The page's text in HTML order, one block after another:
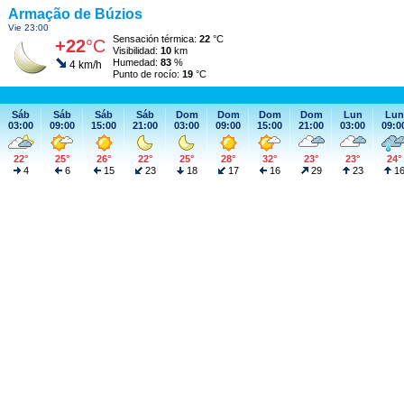
Armação de Búzios
Vie 23:00
+22°C
4 km/h
Sensación térmica: 22 °C
Visibilidad: 10 km
Humedad: 83 %
Punto de rocío: 19 °C
Sáb
03:00
22°
4
Sáb
09:00
25°
6
Sáb
15:00
26°
15
Sáb
21:00
22°
23
Dom
03:00
25°
18
Dom
09:00
28°
17
Dom
15:00
32°
16
Dom
21:00
23°
29
Lun
03:00
23°
23
Lun
24°
16